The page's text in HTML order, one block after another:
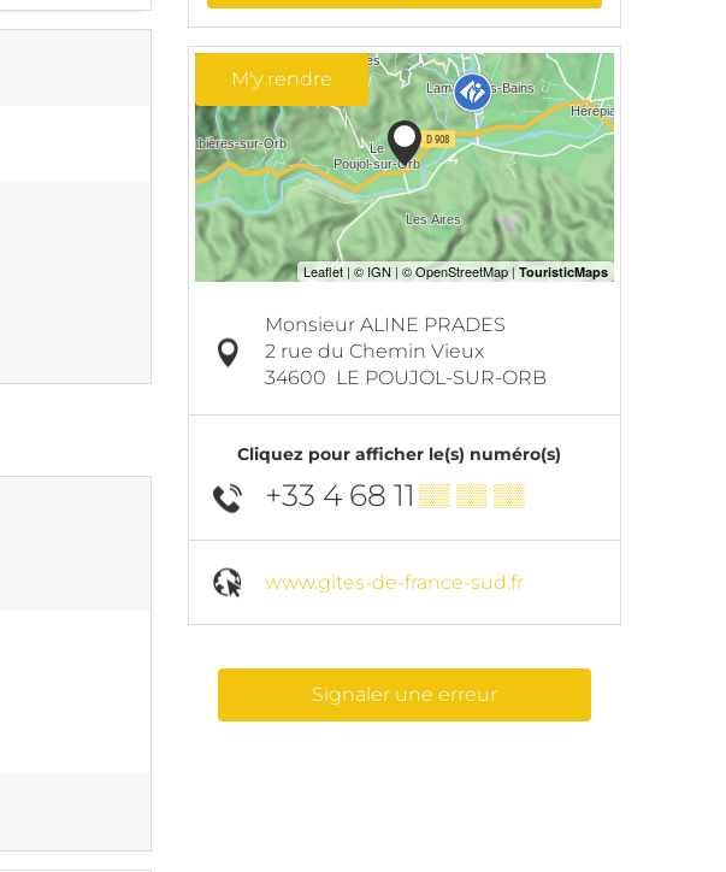
M'y rendre
Monsieur ALINE PRADES
2 rue du Chemin Vieux
34600 LE POUJOL-SUR-ORB
Cliquez pour afficher le(s) numéro(s)
+33 4 68 11 ▒▒ ▒▒ ▒▒
www.gites-de-france-sud.fr
Signaler une erreur